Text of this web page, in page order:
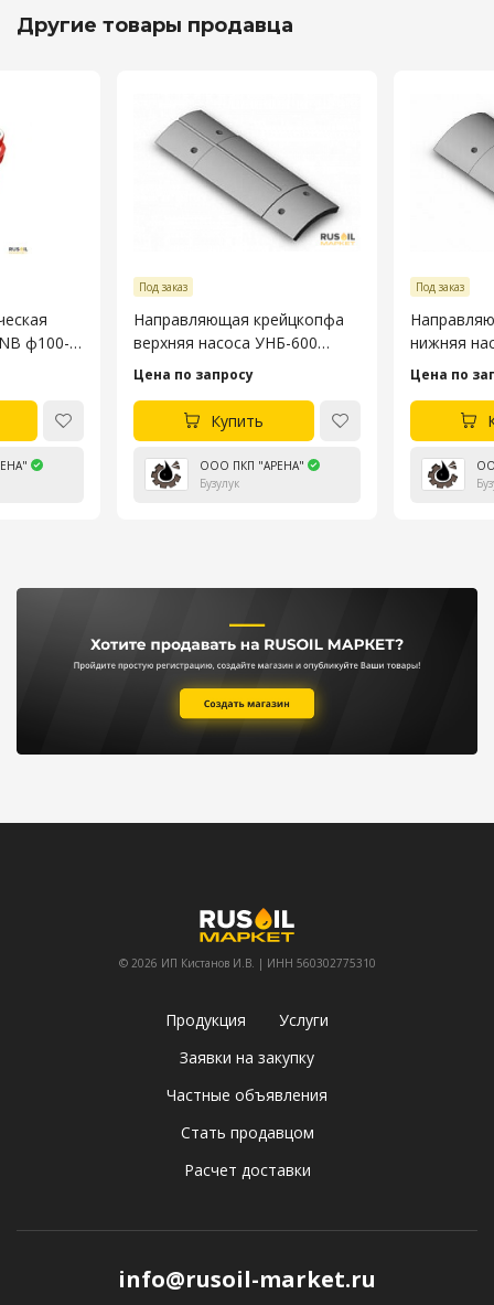
Другие товары продавца
ф100-
Под заказ
Направляющая крейцкопфа
верхняя насоса УНБ-600
4045.53.106-4
Цена по запросу
Купить
ООО ПКП "АРЕНА"
Бузулук
Под заказ
нижняя
Цена по
© 2026 ИП Кистанов И.В. | ИНН 560302775310
Продукция
Услуги
Заявки на закупку
Частные объявления
Стать продавцом
Расчет доставки
info@rusoil-market.ru